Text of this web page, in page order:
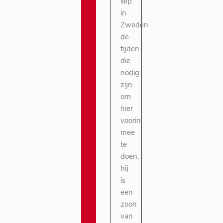
liep
in
Zweden
de
tijden
die
nodig
zijn
om
hier
voorin
mee
te
doen,
hij
is
een
zoon
van